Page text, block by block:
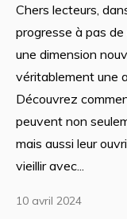
Chers lecteurs,
progresse à pas
une dimension
véritablement une
Découvrez
peuvent non
mais aussi leur
vieillir avec...
10 avril 2024